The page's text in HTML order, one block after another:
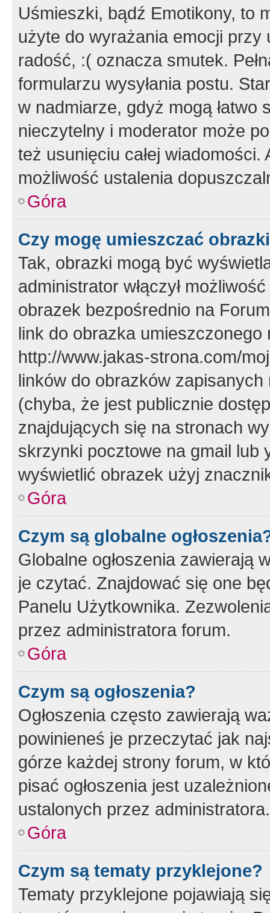
Uśmieszki, bądź Emotikony, to
użyte do wyrażania emocji
radość, :( oznacza smutek.
formularzu wysyłania postu.
w nadmiarze, gdyż mogą
nieczytelny i moderator może
też usunięciu całej
możliwość ustalenia
Góra
Czy mogę umieszczać
Tak, obrazki mogą być
administrator włączył
obrazek bezpośrednio na
link do obrazka
http://www.jakas-strona.com/
linków do obrazków
(chyba, że jest publicznie
znajdujących się na stronach
skrzynki pocztowe na gmail lub
wyświetlić obrazek użyj
Góra
Czym są globalne
Globalne ogłoszenia zawierają
je czytać. Znajdować się one
Panelu Użytkownika.
przez administratora forum.
Góra
Czym są ogłoszenia?
Ogłoszenia często zawierają
powinieneś je przeczytać jak
górze każdej strony forum, w
pisać ogłoszenia jest
ustalonych przez administratora.
Góra
Czym są tematy przyklejone?
Tematy przyklejone pojawiają